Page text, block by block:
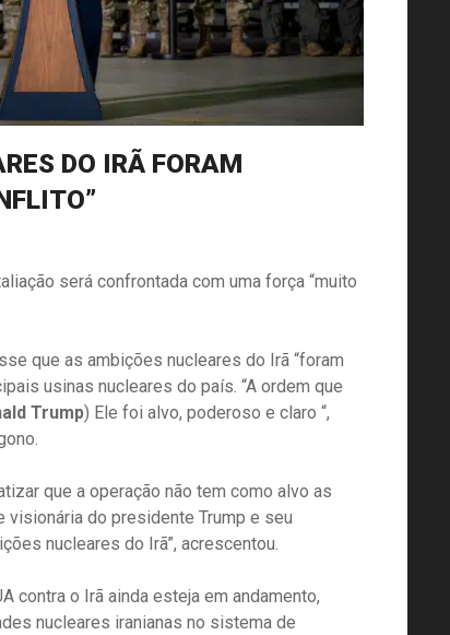
DO IRÃ FORAM
será confrontada com uma força “muito
que as ambições nucleares do Irã “foram
usinas nucleares do país. “A ordem que
Trump) Ele foi alvo, poderoso e claro “,
que a operação não tem como alvo as
visionária do presidente Trump e seu
nucleares do Irã”, acrescentou.
contra o Irã ainda esteja em andamento,
nucleares iranianas no sistema de